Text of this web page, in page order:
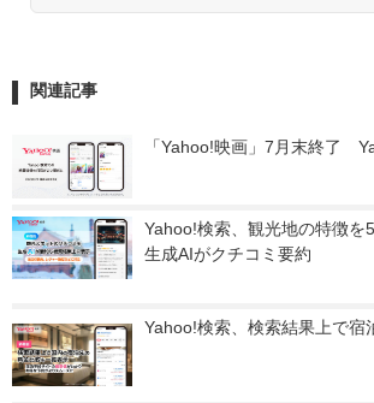
関連記事
「Yahoo!映画」7月末終了　
Yahoo!検索、観光地の特徴
生成AIがクチコミ要約
Yahoo!検索、検索結果上で宿